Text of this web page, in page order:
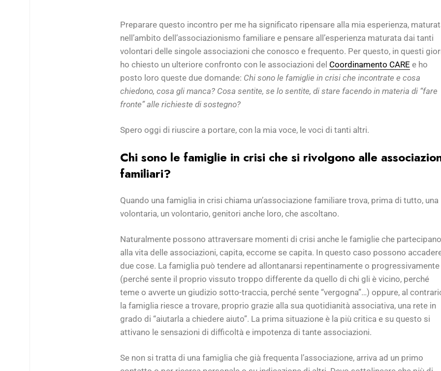
Preparare questo incontro per me ha significato ripensare alla mia esperienza,
nell’ambito dell’associazionismo familiare e pensare all’esperienza maturata dai tanti
volontari delle singole associazioni che conosco e frequento. Per questo, in questi
ho chiesto un ulteriore confronto con le associazioni del Coordinamento CARE e ho
posto loro queste due domande: Chi sono le famiglie in crisi che incontrate e cosa
chiedono, cosa gli manca? Cosa sentite, se lo sentite, di stare facendo in materia di “fare
fronte” alle richieste di sostegno?
Spero oggi di riuscire a portare, con la mia voce, le voci di tanti altri.
Chi sono le famiglie in crisi che si rivolgono alle
familiari?
Quando una famiglia in crisi chiama un’associazione familiare trova, prima di tutto, una
volontaria, un volontario, genitori anche loro, che ascoltano.
Naturalmente possono attraversare momenti di crisi anche le famiglie che partecipano
alla vita delle associazioni, capita, eccome se capita. In questo caso possono
due cose. La famiglia può tendere ad allontanarsi repentinamente o progressivamente
(perché sente il proprio vissuto troppo differente da quello di chi gli è vicino, perché
teme o avverte un giudizio sotto-traccia, perché sente “vergogna”…) oppure, al
la famiglia riesce a trovare, proprio grazie alla sua quotidianità associativa, una rete in
grado di “aiutarla a chiedere aiuto”. La prima situazione è la più critica e su questo si
attivano le sensazioni di difficoltà e impotenza di tante associazioni.
Se non si tratta di una famiglia che già frequenta l’associazione, arriva ad un primo